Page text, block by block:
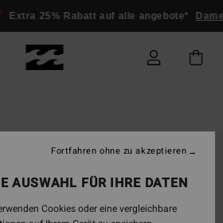
Extra 25% Rabatt auf alle angebote* Damen
AUSWAHL FÜR IHRE DATEN
Cookies oder eine vergleichbare
Fortfahren ohne zu akzeptieren